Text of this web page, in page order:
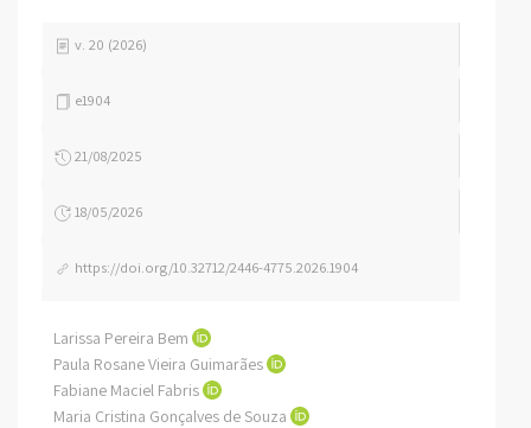
v. 20 (2026)
e1904
21/08/2025
18/05/2026
https://doi.org/10.32712/2446-4775.2026.1904
Larissa Pereira Bem
Paula Rosane Vieira Guimarães
Fabiane Maciel Fabris
Maria Cristina Gonçalves de Souza